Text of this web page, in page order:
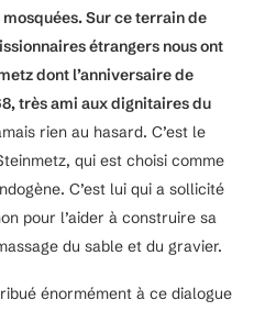
Sur ce terrain de
étrangers nous ont
dont l’anniversaire de
très ami aux dignitaires du
rien au hasard. C’est le
qui est choisi comme
C’est lui qui a sollicité
pour l’aider à construire sa
du sable et du gravier.
énormément à ce dialogue